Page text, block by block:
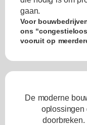
gaan.
Voor
ons
vooruit op
De moderne
oplossingen